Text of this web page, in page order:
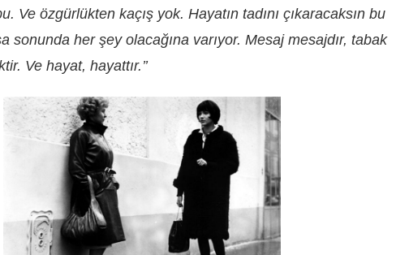
Ve özgürlükten kaçış yok. Hayatın tadını çıkaracaksın bu
sonunda her şey olacağına varıyor. Mesaj mesajdır, tabak
Ve hayat, hayattır.’’